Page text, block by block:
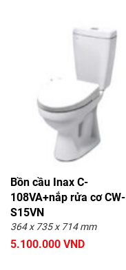
Bồn cầu Inax C-
108VA+nắp rửa cơ CW-
S15VN
364 x 735 x 714 mm
5.100.000 VND